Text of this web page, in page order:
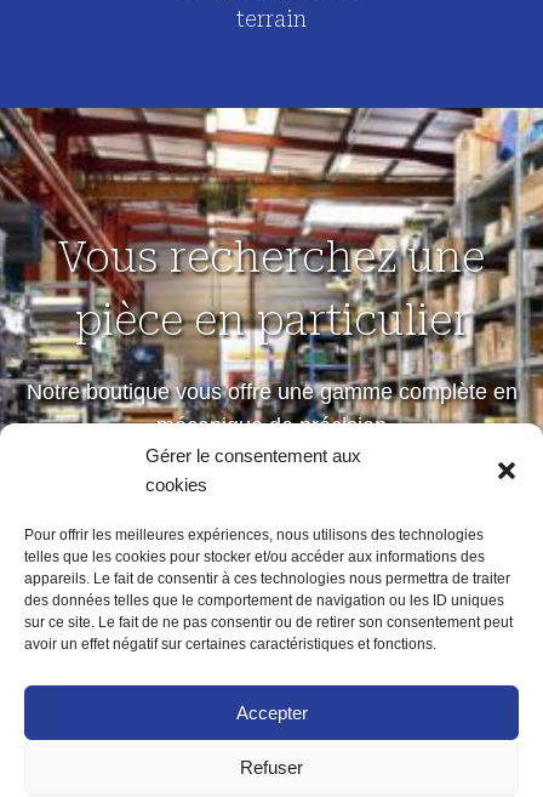
Gérer le consentement aux
cookies
Pour offrir les meilleures expériences, nous utilisons des technologies
telles que les cookies pour stocker et/ou accéder aux informations des
appareils. Le fait de consentir à ces technologies nous permettra de traiter
des données telles que le comportement de navigation ou les ID uniques
sur ce site. Le fait de ne pas consentir ou de retirer son consentement peut
avoir un effet négatif sur certaines caractéristiques et fonctions.
Accepter
Refuser
terrain
Vous recherchez une
pièce en particulier
Notre boutique vous offre une gamme complète en
mécanique de précision
petites et moyennes séries
Notre boutique
MENTIONS LÉGALES